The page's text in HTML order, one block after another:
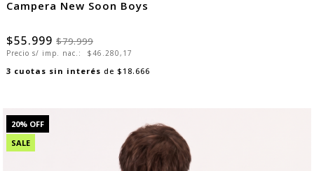
Campera New Soon Boys
$55.999 $79.999
Precio s/ imp. nac.: $46.280,17
3 cuotas sin interés de $18.666
20% OFF
SALE